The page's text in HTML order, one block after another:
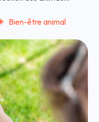
Bien-être animal